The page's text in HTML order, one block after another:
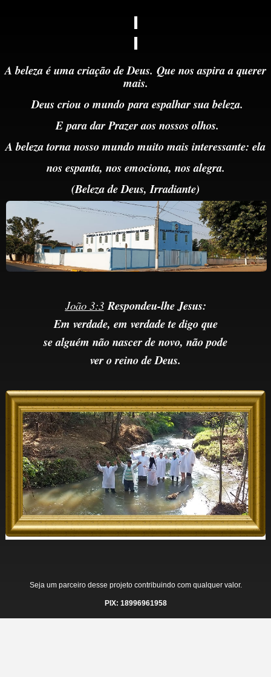
A beleza é uma criação de Deus. Que nos aspira a querer
mais.
Deus criou o mundoparaespalhar sua beleza.
Epara dar Prazer aos nossos olhos.
A beleza torna nosso mundo muito mais interessante: ela
nos espanta, nos emociona, nos alegra.
(Beleza de Deus,Irradiante)
João 3:3 Respondeu-lhe Jesus:
Em verdade, em verdade te digo que
se alguém não nascer de novo, não pode
ver o reino de Deus.
Seja um parceiro desse projeto contribuindo com qualquer valor.
PIX: 18996961958